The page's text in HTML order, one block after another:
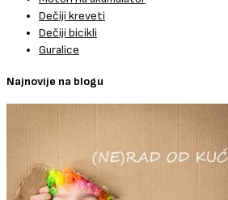
Dečiji kreveti
Dečiji bicikli
Guralice
Najnovije na blogu